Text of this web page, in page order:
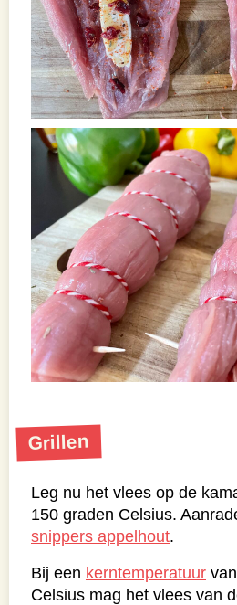
Grillen
Leg nu het vlees op de
150 graden Celsius.
snippers appelhout.
Bij een kerntemperatuur
Celsius mag het vlees van